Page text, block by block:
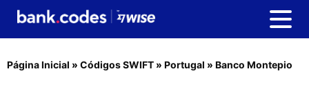
Página Inicial » Códigos SWIFT » Portugal » Banco Montepio